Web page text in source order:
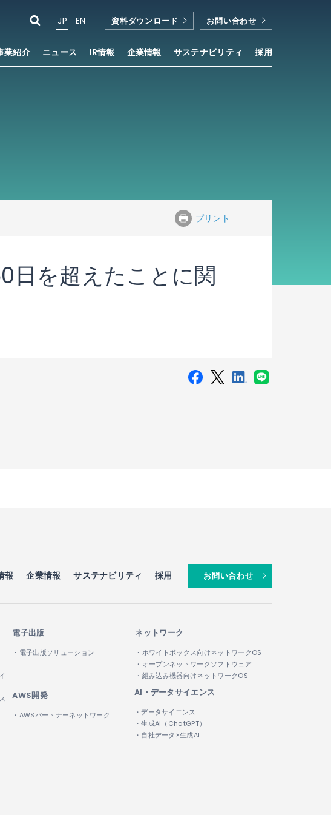
業紹介 ニュース IR情報 企業情報 サステナビリティ 採用
JP EN 資料ダウンロード お問い合わせ
プリント
日を超えたことに関
報 企業情報 サステナビリティ 採用 お問い合わせ
電子出版
・電子出版ソリューション
ネットワーク
・ホワイトボックス向けネットワークOS
・オープンネットワークソフトウェア
・組み込み機器向けネットワークOS
AWS開発
・AWSパートナーネットワーク
AI・データサイエンス
・データサイエンス
・生成AI（ChatGPT）
・自社データ×生成AI